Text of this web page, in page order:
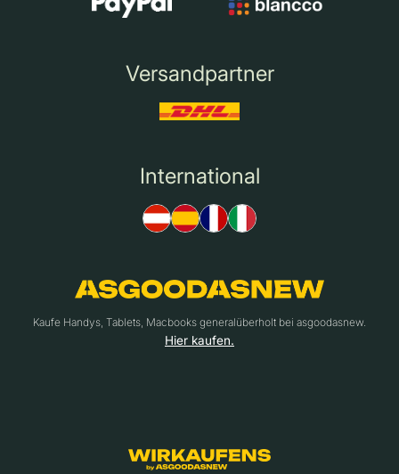
Versandpartner
International
Kaufe Handys, Tablets, Macbooks generalüberholt bei asgoodasnew.
Hier kaufen.